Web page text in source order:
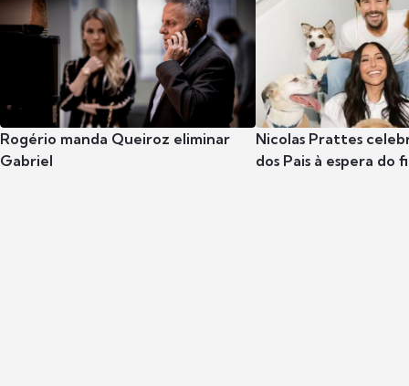
Rogério manda Queiroz eliminar
Gabriel
Nicolas Prattes
dos Pais à espera do